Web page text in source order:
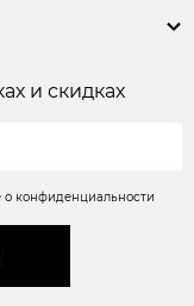
и скидках
о конфиденциальности